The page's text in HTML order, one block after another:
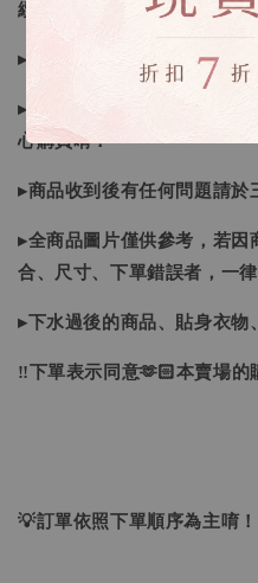
續喔
▸如遇缺斷貨情形會再另行告
▸商品皆由日本、韓國門市
心購買唷！
▸商品收到後有任何問題請於
▸全商品圖片僅供參考，若
合、尺寸、下單錯誤者，一
▸下水過後的商品、貼身衣物
‼下單表示同意🫶🏻本賣場的
💡訂單依照下單順序為主唷！